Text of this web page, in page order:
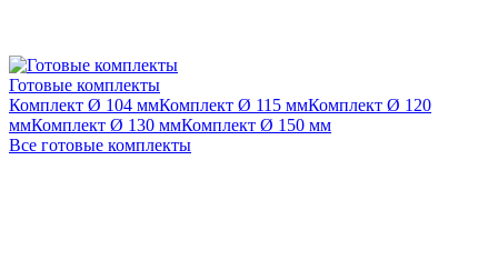
Готовые комплекты
Комплект Ø 104 ммКомплект Ø 115 ммКомплект Ø 120
ммКомплект Ø 130 ммКомплект Ø 150 мм
Все готовые комплекты